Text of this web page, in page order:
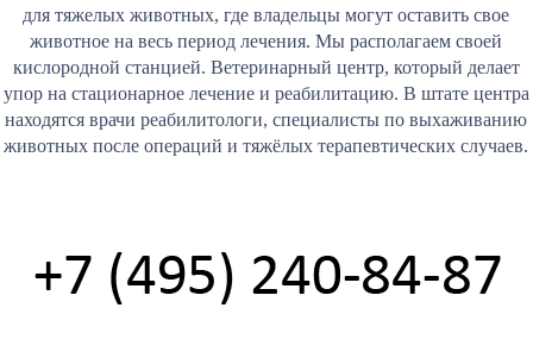
для тяжелых животных, где владельцы могут оставить свое
животное на весь период лечения. Мы располагаем своей
кислородной станцией. Ветеринарный центр, который делает
упор на стационарное лечение и реабилитацию. В штате центра
находятся врачи реабилитологи, специалисты по выхаживанию
животных после операций и тяжёлых терапевтических случаев.